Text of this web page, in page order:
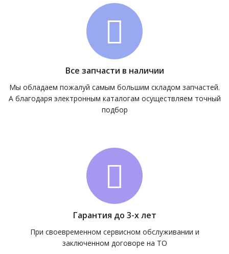
Все запчасти в наличии
Мы обладаем пожалуй самым большим складом запчастей.
А благодаря электронным каталогам осуществляем точный
подбор
Гарантия до 3-х лет
При своевременном сервисном обслуживании и
заключенном договоре на ТО